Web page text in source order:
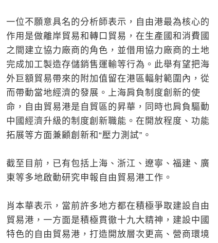
一位不願意具名的分析師表示，自由港最為核心的
作用是做離岸貿易和轉口貿易，在生產國和消費國
之間建立協力廠商的角色，並借用協力廠商的土地
完成加工製造存儲銷售運輸等行為。此舉有望把海
外巨額貿易帶來的附加值留在港區輻射範圍內，從
而帶動當地經濟的發展。上海肩負制度創新的使
命，自由貿易港是自貿區的昇華，同時也肩負驅動
中國經濟升級的制度創新職能。在開放程度、功能
拓展等方面兼顧創新和“壓力測試”。
截至目前，已有包括上海、浙江、遼寧、福建、廣
東等多地啟動研究申報自由貿易港工作。
肖本華表示，當前許多地方都在積極爭取建設自由
貿易港，一方面是積極貫徹十九大精神，建設中國
特色的自由貿易港，打造開放層次更高、營商環境